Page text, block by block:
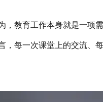
，教育工作本身就是一项
，每一次课堂上的交流、